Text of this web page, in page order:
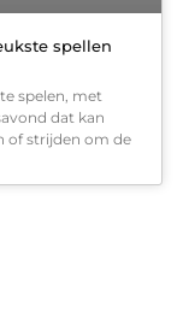
spellen
spelen, met
dat kan
of strijden om de